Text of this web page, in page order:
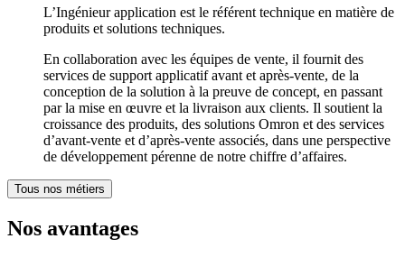
L’Ingénieur application est le référent technique en matière de
produits et solutions techniques.
En collaboration avec les équipes de vente, il fournit des
services de support applicatif avant et après-vente, de la
conception de la solution à la preuve de concept, en passant
par la mise en œuvre et la livraison aux clients. Il soutient la
croissance des produits, des solutions Omron et des services
d’avant-vente et d’après-vente associés, dans une perspective
de développement pérenne de notre chiffre d’affaires.
Tous nos métiers
Nos avantages